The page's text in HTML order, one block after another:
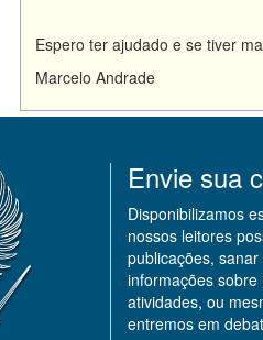
Espero ter ajudado e se tiver
Marcelo Andrade
Envie sua
Disponibilizamos
nossos leitores
publicações,
informações sobre
atividades, ou
entremos em